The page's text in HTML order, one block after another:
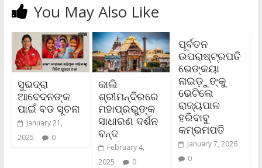
You May Also Like
ସୁଭଦ୍ରା
ଆବେଦନଙ୍କ
ପାଇଁ ବଡ ସୂଚନା
January 21,
2025
0
କାଲି
ଶ୍ରୀମନ୍ଦିରରେ
ମହାପ୍ରଭୁଙ୍କ
ସାଧାରଣ ଦର୍ଶନ
ବନ୍ଦ
February 4,
2025
0
ପୂର୍ବତନ
ଉପରାଷ୍ଟ୍ରପତି
ଭେଙ୍କୟା
ନାଇଡ଼ୁଙ୍କୁ
ଭେଟିଲେ
ରାଜ୍ୟପାଳ
ହରିବାବୁ
କମ୍ଭମପତି
January 7, 2026
0